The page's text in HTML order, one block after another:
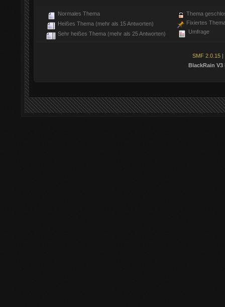
Normales Thema
Heißes Thema (mehr als 15 Antworten)
Sehr heißes Thema (mehr als 25 Antworten)
Thema
Fixiertes
Umfrage
SMF 2.0.15 |
BlackRain V3